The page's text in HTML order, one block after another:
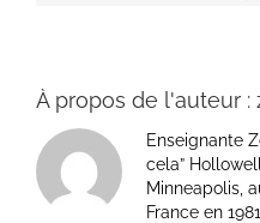
À propos de l'auteur :
Enseignante
cela”
Minneapolis,
France en